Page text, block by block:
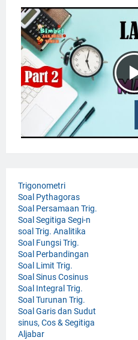
Trigonometri
Soal Pythagoras
Soal Persamaan Trig.
Soal Segitiga Segi-n
soal Trig. Analitika
Soal Fungsi Trig.
Soal Perbandingan
Soal Limit Trig.
Soal Sinus Cosinus
Soal Integral Trig.
Soal Turunan Trig.
Soal Garis dan Sudut
sinus, Cos & Segitiga
Aljabar